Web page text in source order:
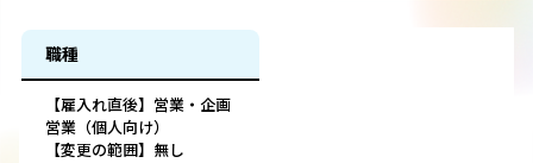
職種
【雇入れ直後】営業・企画
営業（個人向け）
【変更の範囲】無し